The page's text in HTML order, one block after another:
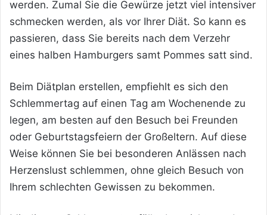
werden. Zumal Sie die Gewürze jetzt viel intensiver
schmecken werden, als vor Ihrer Diät. So kann es
passieren, dass Sie bereits nach dem Verzehr
eines halben Hamburgers samt Pommes satt sind.
Beim Diätplan erstellen, empfiehlt es sich den
Schlemmertag auf einen Tag am Wochenende zu
legen, am besten auf den Besuch bei Freunden
oder Geburtstagsfeiern der Großeltern. Auf diese
Weise können Sie bei besonderen Anlässen nach
Herzenslust schlemmen, ohne gleich Besuch von
Ihrem schlechten Gewissen zu bekommen.